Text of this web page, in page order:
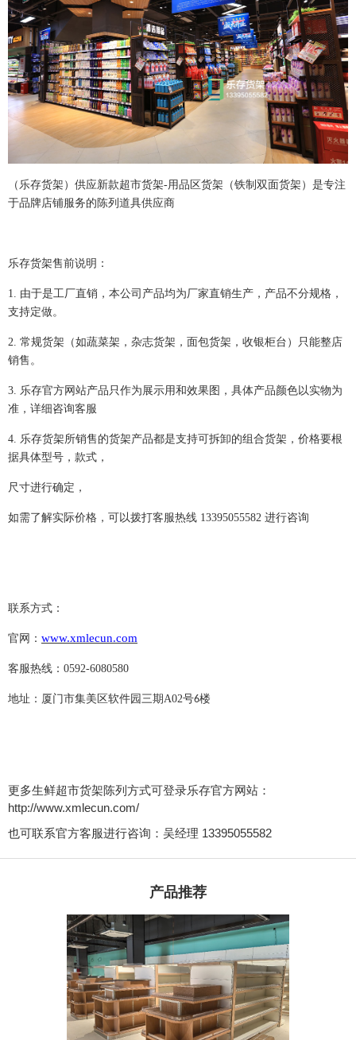
（乐存货架）供应新款超市货架-用品区货架（铁制双面货架） 是专注
于品牌店铺服务的陈列道具供应商
乐存货架售前说明：
1. 由于是工厂直销，本公司产品均为厂家直销生产，产品不分规格，
支持定做。
2. 常规货架（如蔬菜架，杂志货架，面包货架，收银柜台）只能整店
销售。
3. 乐存官方网站产品只作为展示用和效果图，具体产品颜色以实物为
准，详细咨询客服
4. 乐存货架所销售的货架产品都是支持可拆卸的组合货架，价格要根
据具体型号，款式，
尺寸进行确定，
如需了解实际价格，可以拨打客服热线 13395055582 进行咨询
联系方式：
官网： www.xmlecun.com
客服热线：0592-6080580
地址：厦门市集美区软件园三期A02号6楼
更多生鲜超市货架陈列方式可登录乐存官方网站：
http://www.xmlecun.com/
也可联系官方客服进行咨询：吴经理 13395055582
产品推荐